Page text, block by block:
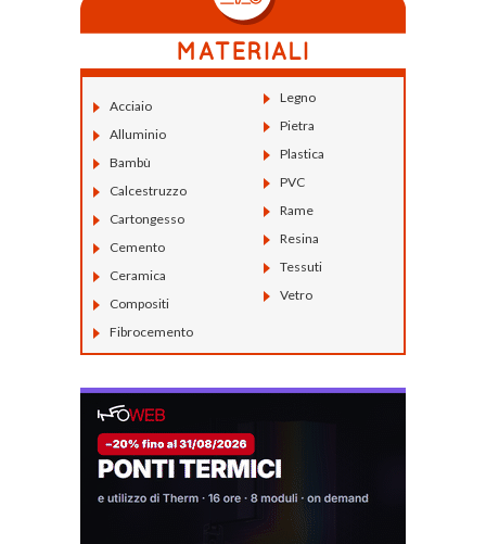
Acciaio
Alluminio
Bambù
Calcestruzzo
Cartongesso
Cemento
Ceramica
Compositi
Fibrocemento
Legno
Pietra
Plastica
PVC
Rame
Resina
Tessuti
Vetro